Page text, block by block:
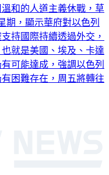
和的人道主義休戰，草
期，顯示華府對以色列
持國際持續透過外交，
就是美國、埃及、卡達
可能達成，強調以色列
困難存在，周五將轉往